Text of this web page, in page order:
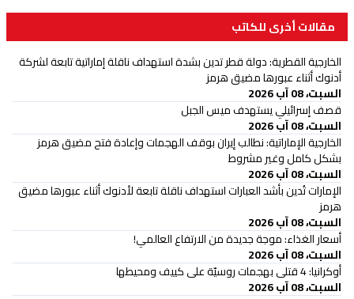
مقالات أخرى للكاتب
الخارجية القطرية: دولة قطر تدين بشدة استهداف ناقلة إماراتية تابعة لشركة
أدنوك أثناء عبورها مضيق هرمز
السبت، 08 آب 2026
قصف إسرائيلي يستهدف ميس الجبل
السبت، 08 آب 2026
الخارجية الإماراتية: نطالب إيران بوقف الهجمات وإعادة فتح مضيق هرمز
بشكل كامل وغير مشروط
السبت، 08 آب 2026
الإمارات تُدين بأشد العبارات استهداف ناقلة تابعة لأدنوك أثناء عبورها مضيق
هرمز
السبت، 08 آب 2026
أسعار الغذاء: موجة جديدة من الارتفاع العالمي!
السبت، 08 آب 2026
أوكرانيا: 4 قتلى بهجمات روسيّة على كييف ومحيطها
السبت، 08 آب 2026